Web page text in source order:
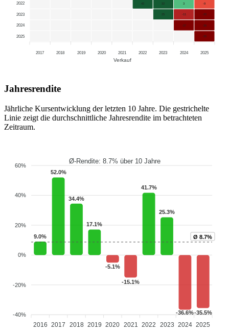
2022
2023
2024
2025
42 32 3 -9
25 -11 -20
-37 -36
-35
2017 2018 2019 2020 2021 2022 2023 2024 2025
Verkauf
Jahresrendite
Jährliche Kursentwicklung der letzten 10 Jahre. Die gestrichelte
Linie zeigt die durchschnittliche Jahresrendite im betrachteten
Zeitraum.
Ø-Rendite: 8.7% über 10 Jahre
60%
40%
20%
0%
-20%
-40%
9.0%
52.0%
34.4%
17.1%
-5.1%
-15.1%
41.7%
25.3%
-36.6%-35.5%
2016 2017 2018 2019 2020 2021 2022 2023 2024 2025
Ø 8.7%